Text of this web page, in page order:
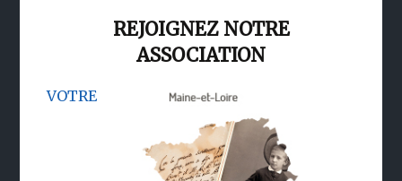
REJOIGNEZ NOTRE
ASSOCIATION
VOTRE